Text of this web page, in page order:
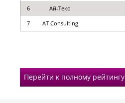
6
Ай-Теко
7
AT Consulting
Перейти к полному рейтингу